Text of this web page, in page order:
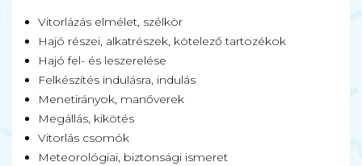
Vitorlázás elmélet, szélkör
Hajó részei, alkatrészek, kötelező tartozékok
Hajó fel- és leszerelése
Felkészítés indulásra, indulás
Menetirányok, manőverek
Megállás, kikötés
Vitorlás csomók
Meteorológiai, biztonsági ismeret